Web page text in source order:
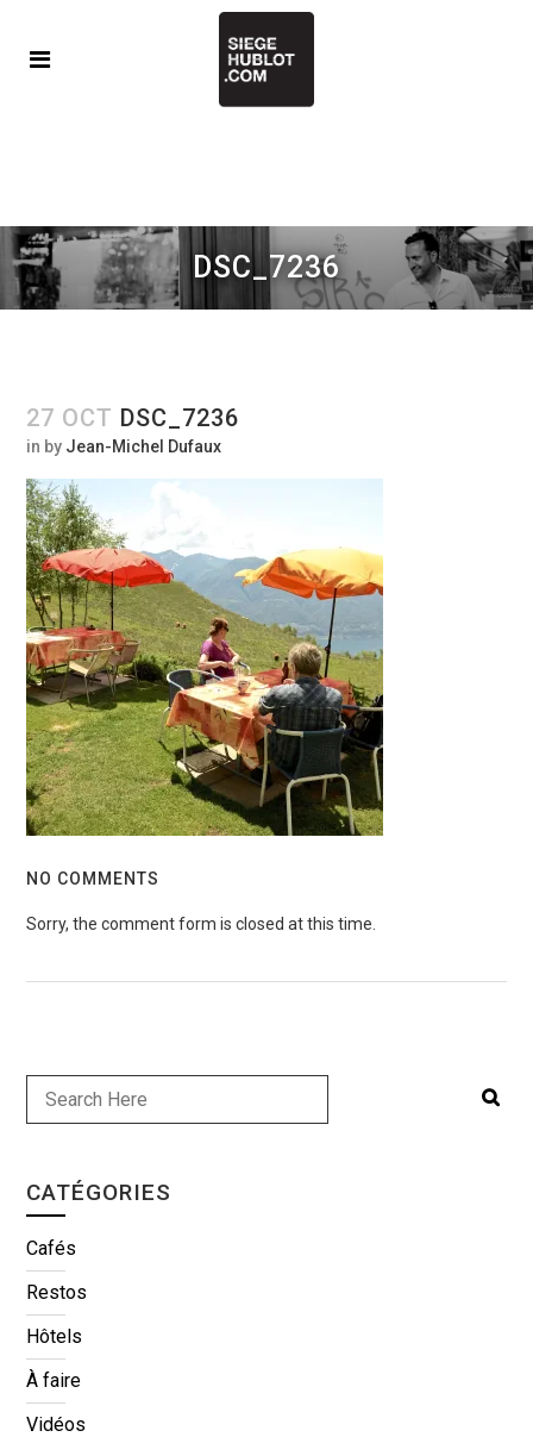
DSC_7236
27 OCT DSC_7236
in by Jean-Michel Dufaux
NO COMMENTS
Sorry, the comment form is closed at this time.
CATÉGORIES
Cafés
Restos
Hôtels
À faire
Vidéos